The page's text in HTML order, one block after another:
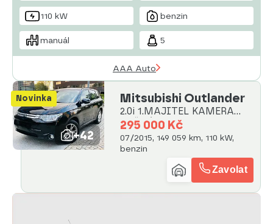
110 kW benzin
manuál 5
AAA Auto
Novinka
+42
Mitsubishi Outlander
2.0i 1.MAJITEL KAMERA
TAŽNÉ
295 000 Kč
07/2015, 149 059 km, 110 kW,
benzin
Zavolat